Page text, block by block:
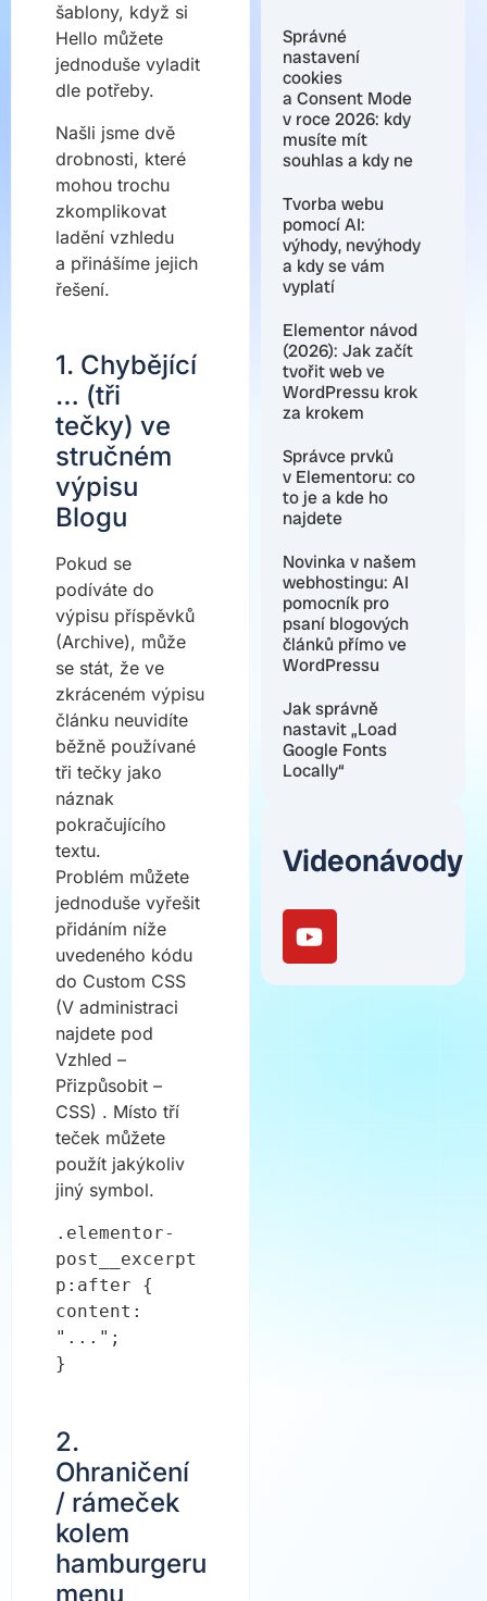
Správné
nastavení
cookies
a Consent Mode
v roce 2026: kdy
musíte mít
souhlas a kdy ne
Tvorba webu
pomocí AI:
výhody, nevýhody
a kdy se vám
vyplatí
Elementor návod
(2026): Jak začít
tvořit web ve
WordPressu krok
za krokem
Správce prvků
v Elementoru: co
to je a kde ho
najdete
Novinka v našem
webhostingu: AI
pomocník pro
psaní blogových
článků přímo ve
WordPressu
Jak správně
nastavit „Load
Google Fonts
Locally“
Videonávody
šablony, když si
Hello můžete
jednoduše vyladit
dle potřeby.
Našli jsme dvě
drobnosti, které
mohou trochu
zkomplikovat
ladění vzhledu
a přinášíme jejich
řešení.
1. Chybějící
… (tři
tečky) ve
stručném
výpisu
Blogu
Pokud se
podíváte do
výpisu příspěvků
(Archive), může
se stát, že ve
zkráceném výpisu
článku neuvidíte
běžně používané
tři tečky jako
náznak
pokračujícího
textu.
Problém můžete
jednoduše vyřešit
přidáním níže
uvedeného kódu
do Custom CSS
(V administraci
najdete pod
Vzhled –
Přizpůsobit –
CSS) . Místo tří
teček můžete
použít jakýkoliv
jiný symbol.
.elementor-
post__excerpt
p:after {
content:
"...";
}
2.
Ohraničení
/ rámeček
kolem
hamburgeru
menu